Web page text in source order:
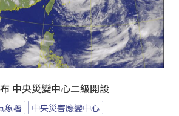
中央災變中心二級開設
象署
中央災害應變中心